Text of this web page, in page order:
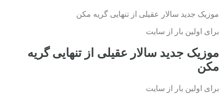
موزیک جدید سالار عقیلی از تنهایی گریه مکن
برای اولین بار از سایت
موزیک جدید سالار عقیلی از تنهایی گریه
مکن
برای اولین بار از سایت